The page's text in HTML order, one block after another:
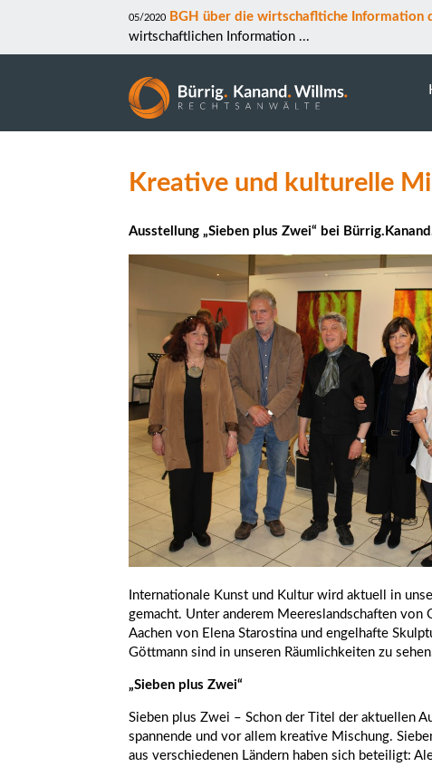
05/2020 BGH über die wirtschafltiche Information
wirtschaftlichen Information ...
Kreative und kulturelle
Ausstellung „Sieben plus Zwei“ bei
Internationale Kunst und Kultur wird aktuell in
gemacht. Unter anderem Meereslandschaften von
Aachen von Elena Starostina und engelhafte
Göttmann sind in unseren Räumlichkeiten zu
„Sieben plus Zwei“
Sieben plus Zwei – Schon der Titel der aktuellen
spannende und vor allem kreative Mischung.
aus verschiedenen Ländern haben sich beteiligt: